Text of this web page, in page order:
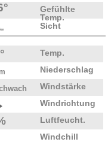
Gefühlte
Temp.
km Sicht
Temp.
Niederschlag
Windstärke
Windrichtung
Luftfeucht.
Windchill